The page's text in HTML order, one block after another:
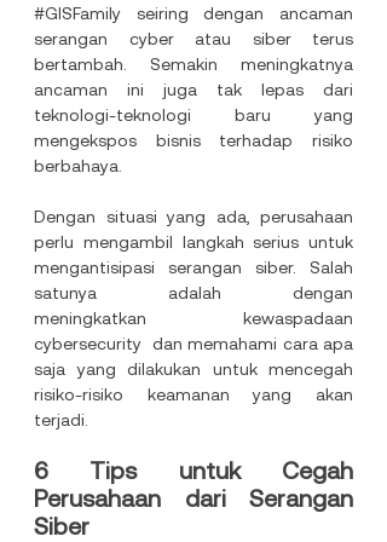
#GISFamily seiring dengan ancaman
serangan cyber atau siber terus
bertambah. Semakin meningkatnya
ancaman ini juga tak lepas dari
teknologi-teknologi baru yang
mengekspos bisnis terhadap risiko
berbahaya.
Dengan situasi yang ada, perusahaan
perlu mengambil langkah serius untuk
mengantisipasi serangan siber. Salah
satunya adalah dengan
meningkatkan kewaspadaan
cybersecurity  dan memahami cara apa
saja yang dilakukan untuk mencegah
risiko-risiko keamanan yang akan
terjadi.
6 Tips untuk Cegah
Perusahaan dari Serangan
Siber